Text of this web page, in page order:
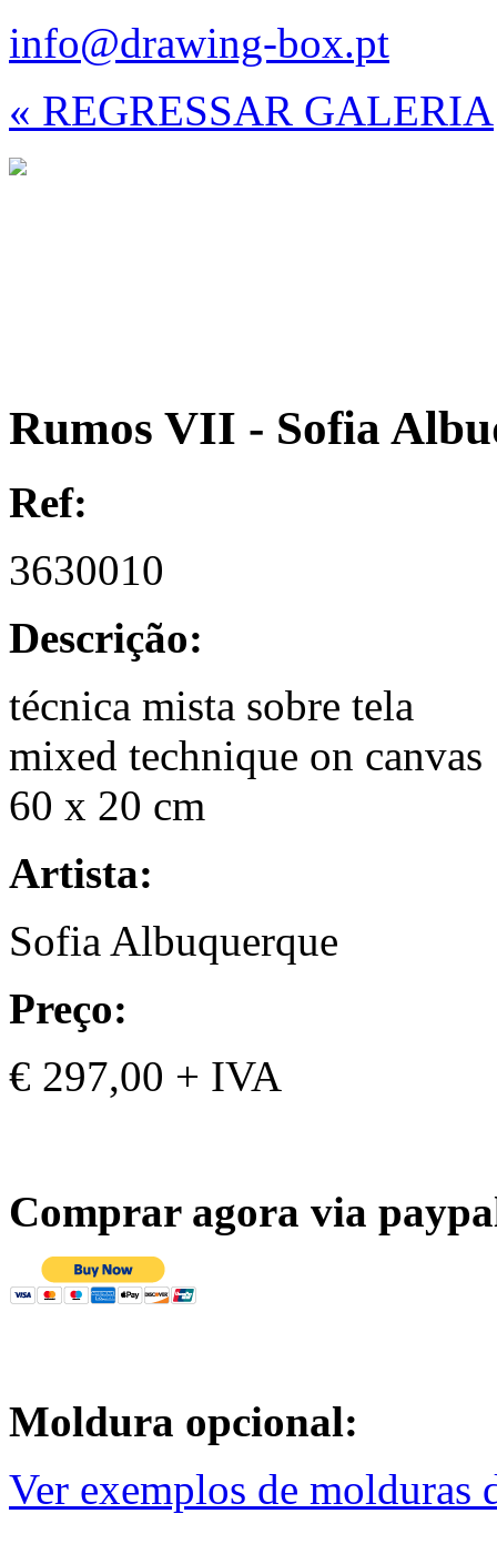
info@drawing-box.pt
« REGRESSAR GALERIA
Rumos VII - Sofia
Ref:
3630010
Descrição:
técnica mista sobre tela
mixed technique on canvas
60 x 20 cm
Artista:
Sofia Albuquerque
Preço:
€ 297,00 + IVA
Comprar agora via
Moldura opcional:
Ver exemplos de molduras